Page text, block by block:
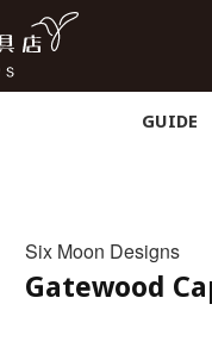
GUIDE
Six Moon Designs
Gatewood